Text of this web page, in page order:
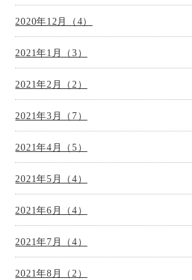
2020年12月（4）
2021年1月（3）
2021年2月（2）
2021年3月（7）
2021年4月（5）
2021年5月（4）
2021年6月（4）
2021年7月（4）
2021年8月（2）